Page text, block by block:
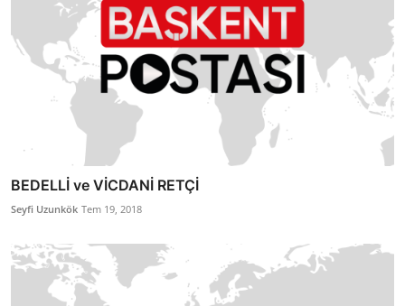
BEDELLİ ve VİCDANİ RETÇİ
Seyfi Uzunkök Tem 19, 2018